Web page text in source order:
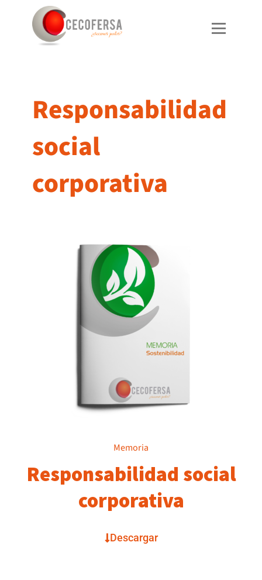
contenido
Responsabilidad
social
corporativa
Memoria
Responsabilidad social
corporativa
Descargar